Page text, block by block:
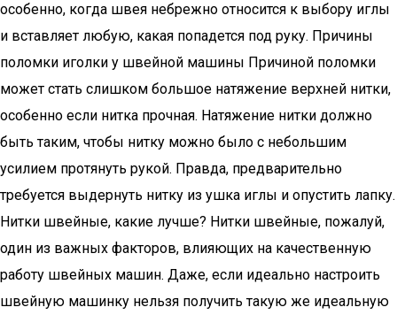
особенно, когда швея небрежно относится к выбору иглы
и вставляет любую, какая попадется под руку. Причины
поломки иголки у швейной машины Причиной поломки
может стать слишком большое натяжение верхней нитки,
особенно если нитка прочная. Натяжение нитки должно
быть таким, чтобы нитку можно было с небольшим
усилием протянуть рукой. Правда, предварительно
требуется выдернуть нитку из ушка иглы и опустить лапку.
Нитки швейные, какие лучше? Нитки швейные, пожалуй,
один из важных факторов, влияющих на качественную
работу швейных машин. Даже, если идеально настроить
швейную машинку нельзя получить такую же идеальную